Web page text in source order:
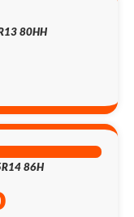
80HH
86H